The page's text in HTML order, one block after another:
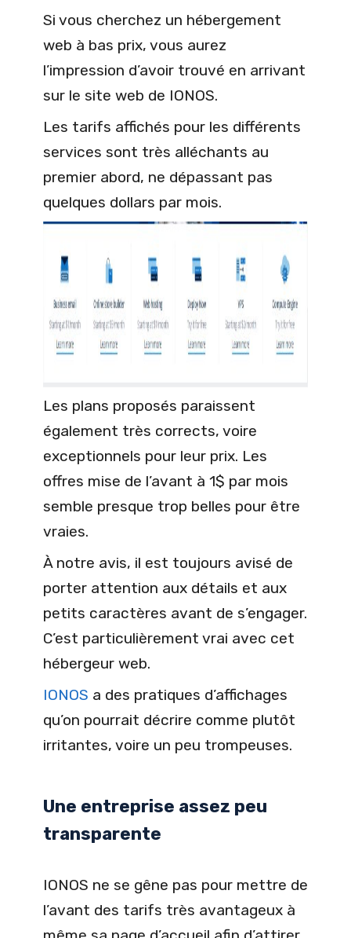
Si vous cherchez un hébergement
web à bas prix, vous aurez
l’impression d’avoir trouvé en arrivant
sur le site web de IONOS.
Les tarifs affichés pour les différents
services sont très alléchants au
premier abord, ne dépassant pas
quelques dollars par mois.
Les plans proposés paraissent
également très corrects, voire
exceptionnels pour leur prix. Les
offres mise de l’avant à 1$ par mois
semble presque trop belles pour être
vraies.
À notre avis, il est toujours avisé de
porter attention aux détails et aux
petits caractères avant de s’engager.
C’est particulièrement vrai avec cet
hébergeur web.
IONOS a des pratiques d’affichages
qu’on pourrait décrire comme plutôt
irritantes, voire un peu trompeuses.
Une entreprise assez peu
transparente
IONOS ne se gêne pas pour mettre de
l’avant des tarifs très avantageux à